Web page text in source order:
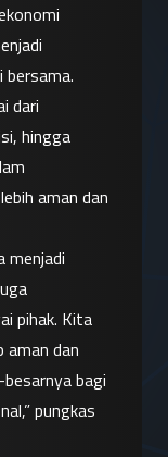
dari
hingga
aman dan
menjadi
pihak. Kita
dan
bagi
pungkas